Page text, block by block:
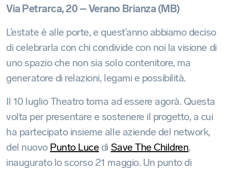
Via Petrarca, 20 – Verano Brianza (MB)
L’estate è alle porte, e quest’anno abbiamo deciso
di celebrarla con chi condivide con noi la visione di
uno spazio che non sia solo contenitore, ma
generatore di relazioni, legami e possibilità.
Il 10 luglio Theatro torna ad essere agorà. Questa
volta per presentare e sostenere il progetto, a cui
ha partecipato insieme alle aziende del network,
del nuovo Punto Luce di Save The Children,
inaugurato lo scorso 21 maggio. Un punto di